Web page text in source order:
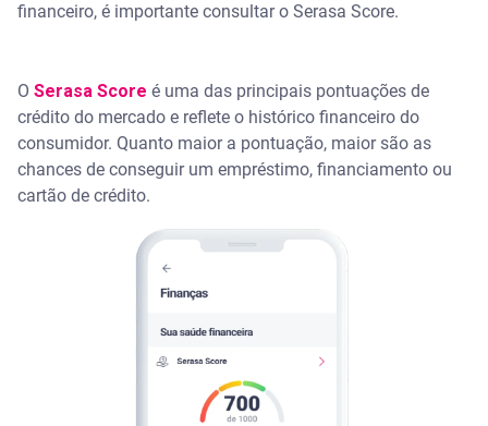
financeiro, é importante consultar o Serasa Score.
O Serasa Score é uma das principais pontuações de
crédito do mercado e reflete o histórico financeiro do
consumidor. Quanto maior a pontuação, maior são as
chances de conseguir um empréstimo, financiamento ou
cartão de crédito.